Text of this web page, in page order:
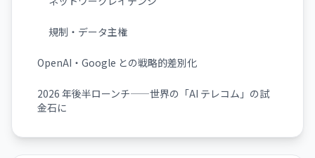
規制・データ主権
OpenAI・Google との戦略的差別化
2026 年後半ローンチ——世界の「AI テレコム」の試
金石に